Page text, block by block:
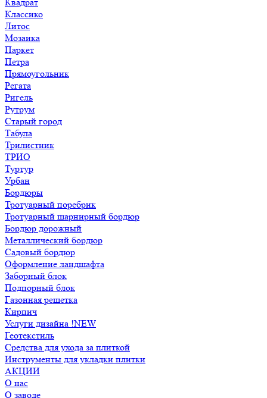
Классико
Литос
Мозаика
Паркет
Петра
Прямоугольник
Регата
Ригель
Рутрум
Старый город
Табула
Трилистник
ТРИО
Туртур
Урбан
Бордюры
Тротуарный поребрик
Тротуарный шарнирный бордюр
Бордюр дорожный
Металлический бордюр
Садовый бордюр
Оформление ландшафта
Заборный блок
Подпорный блок
Газонная решетка
Кирпич
Услуги дизайна !NEW
Геотекстиль
Средства для ухода за плиткой
Инструменты для укладки плитки
АКЦИИ
О нас
О заводе